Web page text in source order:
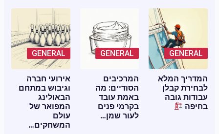
GENERAL
המדריך המלא
לבחירת קבלן
עבודות גובה
בחיפה
GENERAL
המרכיבים
הסודיים: מה
באמת עובד
בקרמי פנים
לעור שמן…
GENERAL
אירועי חברה
וגיבוש במתחם
הבאולינג
המפואר של
עולם
המשחקים…